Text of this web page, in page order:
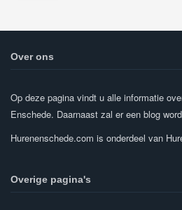
Over ons
Op deze pagina vindt u alle informatie
Enschede. Daarnaast zal er een blog
Hurenenschede.com is onderdeel van
Overige pagina's